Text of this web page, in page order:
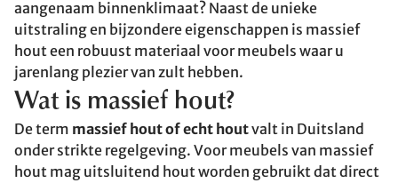
aangenaam binnenklimaat? Naast de unieke
uitstraling en bijzondere eigenschappen is massief
hout een robuust materiaal voor meubels waar u
jarenlang plezier van zult hebben.
Wat is massief hout?
De term massief hout of echt houtvalt in Duitsland
onder strikte regelgeving. Voor meubels van massief
hout mag uitsluitend hout worden gebruikt dat direct